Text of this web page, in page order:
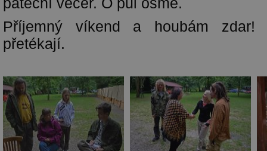
Příjemný víkend a houbám
přetékají.